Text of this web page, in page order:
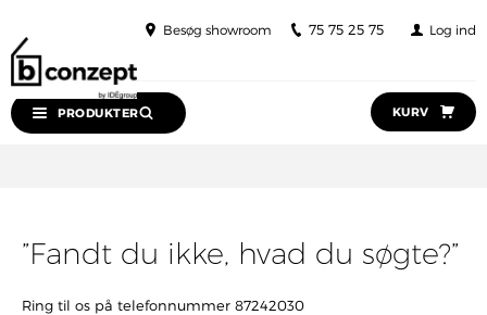
Besøg showroom 75 75 25 75 Log ind
PRODUKTER KURV
”Fandt du ikke, hvad du søgte?”
Ring til os på telefonnummer 87242030